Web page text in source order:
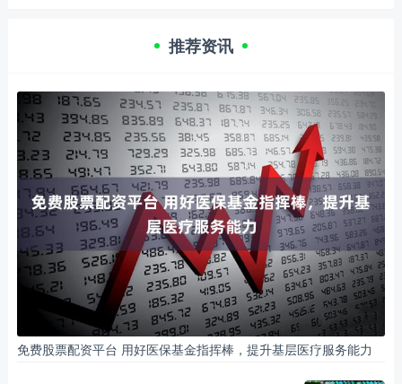
推荐资讯
免费股票配资平台 用好医保基金指挥棒，提升基层医疗服务能力